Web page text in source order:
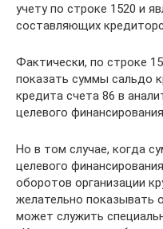
учету по строке 1520 и
составляющих
Фактически, по строке
показать суммы сальдо
кредита счета 86 в
целевого финансирования.
Но в том случае, когда
целевого
оборотов организации
желательно показывать
может служить